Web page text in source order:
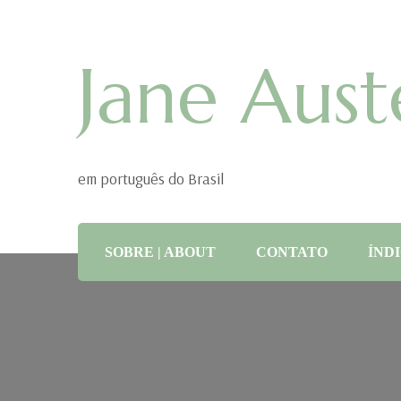
Jane
em português do Brasil
SOBRE | ABOUT CONTATO